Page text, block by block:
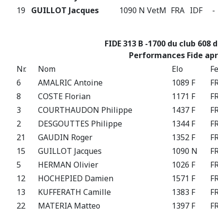
19
GUILLOT Jacques 1090 N VetM FRA IDF -
FIDE 313 B -1700 du club 608
Performances Fide
Nr.
Nom Elo
6
AMALRIC Antoine 1089 F
8
COSTE Florian 1171 F
3
COURTHAUDON Philippe 1437 F
2
DESGOUTTES Philippe 1344 F
21
GAUDIN Roger 1352 F
15
GUILLOT Jacques 1090 N
5
HERMAN Olivier 1026 F
12
HOCHEPIED Damien 1571 F
13
KUFFERATH Camille 1383 F
22
MATERIA Matteo 1397 F